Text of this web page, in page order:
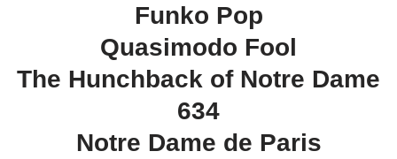
Funko Pop
Quasimodo Fool
The Hunchback of Notre Dame
634
Notre Dame de Paris